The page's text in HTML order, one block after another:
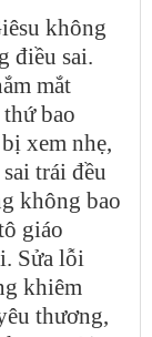
không
điều sai.
mắt
bao
xem nhẹ,
trái đều
không bao
giáo
Sửa lỗi
khiêm
thương,